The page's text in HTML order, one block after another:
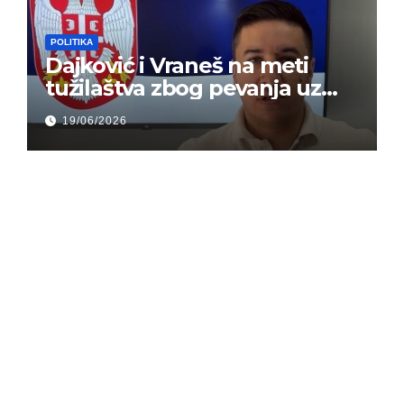
POLITIKA
Dajković i Vraneš na meti
tužilaštva zbog pevanja uz
gusle
19/06/2026